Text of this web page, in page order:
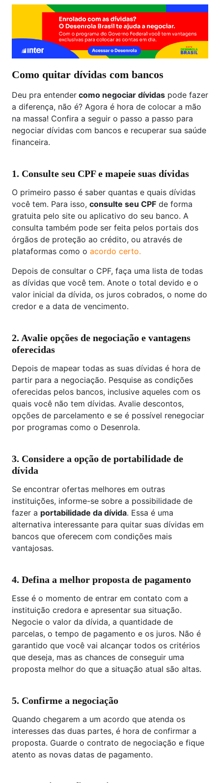
Como quitar dívidas com bancos
Deu pra entender como negociar dívidas pode fazer
a diferença, não é? Agora é hora de colocar a mão
na massa! Confira a seguir o passo a passo para
negociar dívidas com bancos e recuperar sua saúde
financeira.
1. Consulte seu CPF e mapeie suas dívidas
O primeiro passo é saber quantas e quais dívidas
você tem. Para isso, consulte seu CPF de forma
gratuita pelo site ou aplicativo do seu banco. A
consulta também pode ser feita pelos portais dos
órgãos de proteção ao crédito, ou através de
plataformas como o acordo certo.
Depois de consultar o CPF, faça uma lista de todas
as dívidas que você tem. Anote o total devido e o
valor inicial da dívida, os juros cobrados, o nome do
credor e a data de vencimento.
2. Avalie opções de negociação e vantagens
oferecidas
Depois de mapear todas as suas dívidas é hora de
partir para a negociação. Pesquise as condições
oferecidas pelos bancos, inclusive aqueles com os
quais você não tem dívidas. Avalie descontos,
opções de parcelamento e se é possível renegociar
por programas como o Desenrola.
3. Considere a opção de portabilidade de
dívida
Se encontrar ofertas melhores em outras
instituições, informe-se sobre a possibilidade de
fazer a portabilidade da dívida. Essa é uma
alternativa interessante para quitar suas dívidas em
bancos que oferecem com condições mais
vantajosas.
4. Defina a melhor proposta de pagamento
Esse é o momento de entrar em contato com a
instituição credora e apresentar sua situação.
Negocie o valor da dívida, a quantidade de
parcelas, o tempo de pagamento e os juros. Não é
garantido que você vai alcançar todos os critérios
que deseja, mas as chances de conseguir uma
proposta melhor do que a situação atual são altas.
5. Confirme a negociação
Quando chegarem a um acordo que atenda os
interesses das duas partes, é hora de confirmar a
proposta. Guarde o contrato de negociação e fique
atento as novas datas de pagamento.